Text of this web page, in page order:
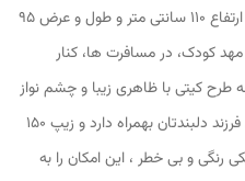
متری به راحتی باز و بسته می شود و با ارتفاع 110 سانتی متر و طول و عرض 95
، مهد کودک، در مسافرت ها، کنار
کیتی با ظاهری زیبا و چشم نواز
دارای پنجره توری تهویه ای مناسب برای فرزند دلبندتان بهمراه دارد و زیپ 150
رنگی و بی خطر ، این امکان را به